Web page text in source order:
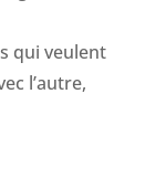
qui veulent
l’autre,